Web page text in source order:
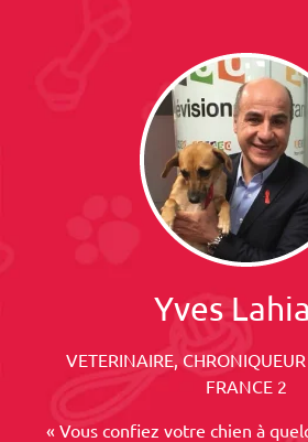
Yves
VETERINAIRE,
FRANCE 2
« Vous confiez votre chien à